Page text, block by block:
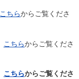
こちらからご覧くださ
こちらからご覧くださ
こちらからご覧くださ